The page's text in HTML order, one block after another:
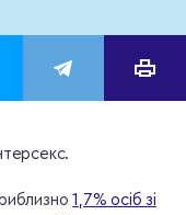
1,7% осіб зі